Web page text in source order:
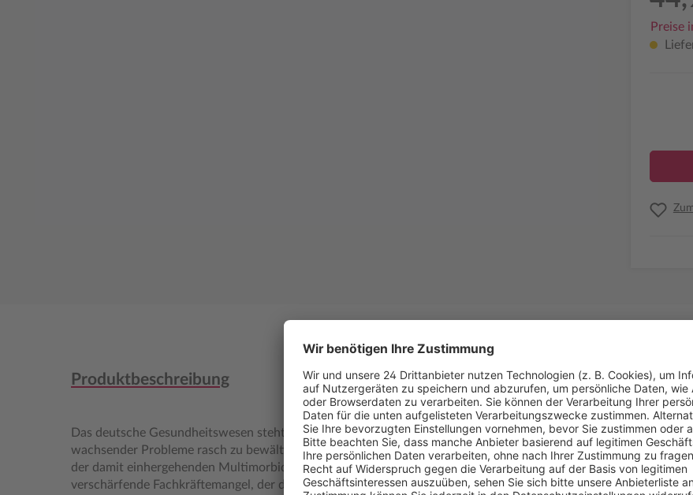
Preise
Produktbeschreibung
Das deutsche Gesundheitswesen steht vor Herausforderungen, die es aufgrund
wachsender Probleme rasch zu bewältigen gilt: der demografische Wandel mit
der damit einhergehenden Multimorbidität von alternden Menschen, der sich
verschärfende Fachkräftemangel, der dem Pflegebedarf nicht mehr gerecht
Verlag